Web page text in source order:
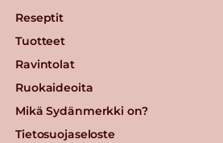
Reseptit
Tuotteet
Ravintolat
Ruokaideoita
Mikä Sydänmerkki on?
Tietosuojaseloste